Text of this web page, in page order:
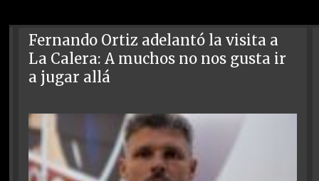
Fernando Ortiz adelantó la visita a
La Calera: A muchos no nos gusta ir
a jugar allá